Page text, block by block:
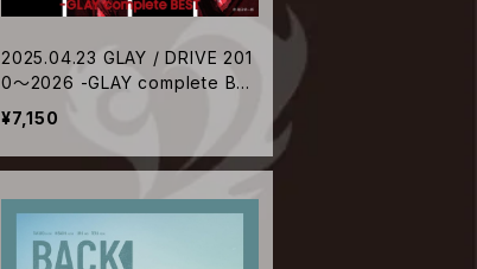
2025.04.23 GLAY / DRIVE 201
0～2026 -GLAY complete BES
T【CD+Blu-ray】
¥7,150